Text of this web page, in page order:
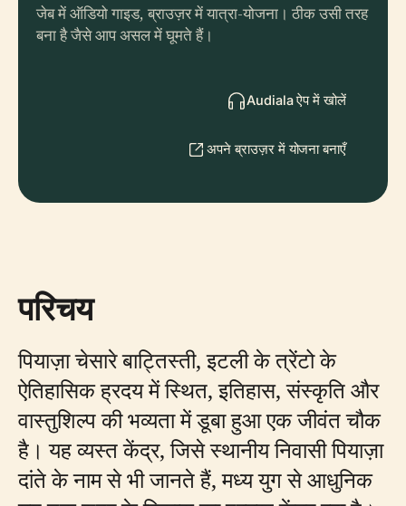
जेब में ऑडियो गाइड, ब्राउज़र में यात्रा-योजना। ठीक उसी तरह
बना है जैसे आप असल में घूमते हैं।
Audiala ऐप में खोलें
अपने ब्राउज़र में योजना बनाएँ
परिचय
पियाज़ा चेसारे बाट्तिस्ती, इटली के त्रेंटो के
ऐतिहासिक ह्रदय में स्थित, इतिहास, संस्कृति और
वास्तुशिल्प की भव्यता में डूबा हुआ एक जीवंत चौक
है। यह व्यस्त केंद्र, जिसे स्थानीय निवासी पियाज़ा
दांते के नाम से भी जानते हैं, मध्य युग से आधुनिक